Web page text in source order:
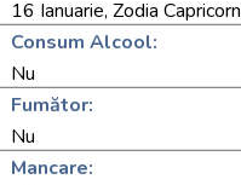
16 Ianuarie, Zodia Capricorn
Consum Alcool:
Nu
Fumător:
Nu
Mancare: